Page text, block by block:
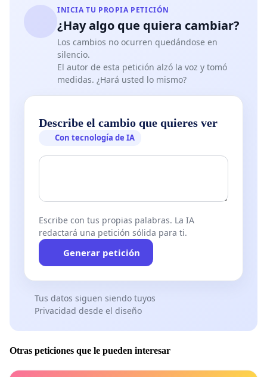
INICIA TU PROPIA PETICIÓN
¿Hay algo que quiera cambiar?
Los cambios no ocurren quedándose en
silencio.
El autor de esta petición alzó la voz y tomó
medidas. ¿Hará usted lo mismo?
Describe el cambio que quieres ver
Con tecnología de IA
Escribe con tus propias palabras. La IA
redactará una petición sólida para ti.
Generar petición
Tus datos siguen siendo tuyos
Privacidad desde el diseño
Otras peticiones que le pueden interesar